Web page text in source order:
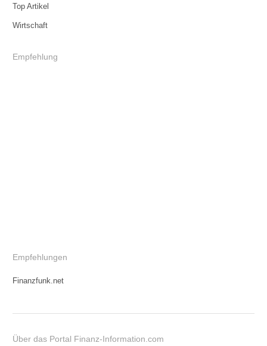
Top Artikel
Wirtschaft
Empfehlung
Empfehlungen
Finanzfunk.net
Über das Portal Finanz-Information.com